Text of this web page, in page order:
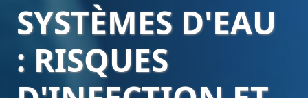
SYSTÈMES D'EAU
: RISQUES